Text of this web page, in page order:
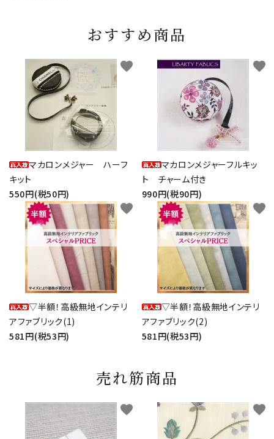
おすすめ商品
マカロンメジャー ハーフ
キット
550円(税50円)
favorite
マカロンメジャーフルキッ
ト チャーム付き
990円(税90円)
favorite
▽半額！高級無地インテリ
アファブリック(1)
581円(税53円)
favorite
▽半額！高級無地インテリ
アファブリック(2)
581円(税53円)
favorite
売れ筋商品
favorite favorite